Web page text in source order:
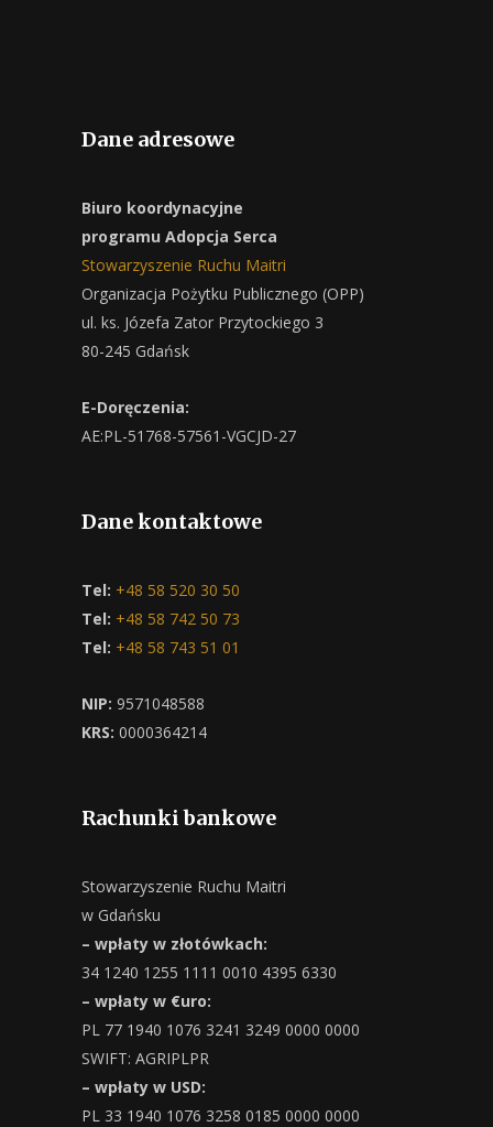
Dane adresowe
Biuro koordynacyjne
programu Adopcja Serca
Stowarzyszenie Ruchu Maitri
Organizacja Pożytku Publicznego (OPP)
ul. ks. Józefa Zator Przytockiego 3
80-245 Gdańsk
E-Doręczenia:
AE:PL-51768-57561-VGCJD-27
Dane kontaktowe
Tel: +48 58 520 30 50
Tel: +48 58 742 50 73
Tel: +48 58 743 51 01
NIP: 9571048588
KRS: 0000364214
Rachunki bankowe
Stowarzyszenie Ruchu Maitri
w Gdańsku
– wpłaty w złotówkach:
34 1240 1255 1111 0010 4395 6330
– wpłaty w €uro:
PL 77 1940 1076 3241 3249 0000 0000
SWIFT: AGRIPLPR
– wpłaty w USD:
PL 33 1940 1076 3258 0185 0000 0000